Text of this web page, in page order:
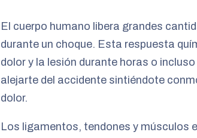
El cuerpo humano libera grandes
durante un choque. Esta respuesta
dolor y la lesión durante horas o
alejarte del accidente sintiéndote
dolor.
Los ligamentos, tendones y músculos